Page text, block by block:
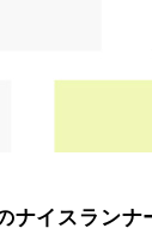
ナイスラン